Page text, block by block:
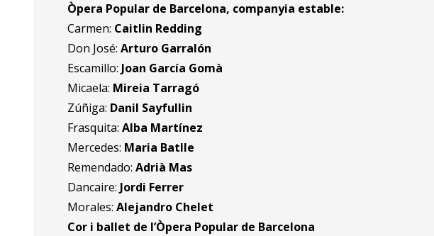
Òpera Popular de Barcelona, companyia estable:
Carmen: Caitlin Redding
Don José:Arturo Garralón
Escamillo: Joan García Gomà
Micaela: Mireia Tarragó
Zúñiga: Danil Sayfullin
Frasquita:Alba Martínez
Mercedes: Maria Batlle
Remendado:Adrià Mas
Dancaire: Jordi Ferrer
Morales:Alejandro Chelet
Cor i ballet de l’Òpera Popular de Barcelona